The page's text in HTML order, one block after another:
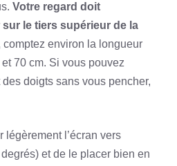
Votre regard doit
le tiers supérieur de la
comptez environ la longueur
70 cm. Si vous pouvez
doigts sans vous pencher,
légèrement l’écran vers
degrés) et de le placer bien en